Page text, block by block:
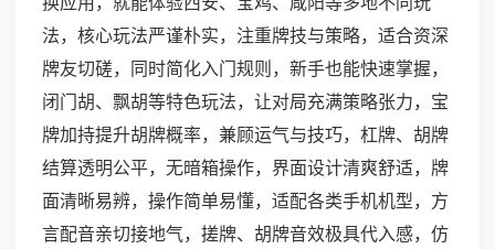
法，核心玩法严谨朴实，注重牌技与策略，适合资深
牌友切磋，同时简化入门规则，新手也能快速掌握，
闭门胡、飘胡等特色玩法，让对局充满策略张力，宝
牌加持提升胡牌概率，兼顾运气与技巧，杠牌、胡牌
结算透明公平，无暗箱操作，界面设计清爽舒适，牌
面清晰易辨，操作简单易懂，适配各类手机机型，方
言配音亲切接地气，搓牌、胡牌音效极具代入感，仿